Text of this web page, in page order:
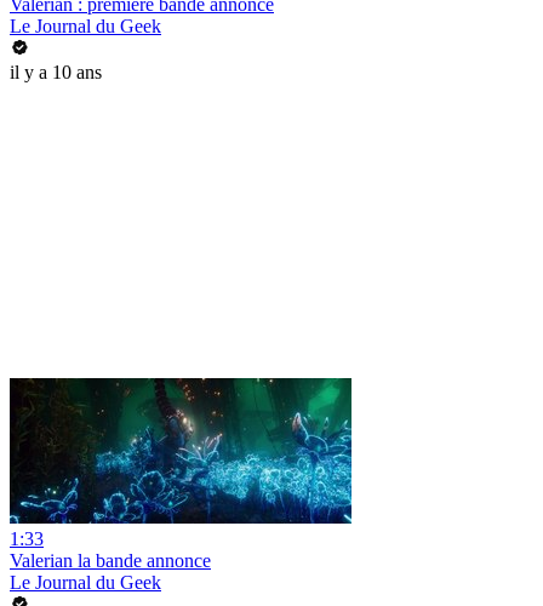
Valerian : première bande annonce
Le Journal du Geek
il y a 10 ans
1:33
Valerian la bande annonce
Le Journal du Geek